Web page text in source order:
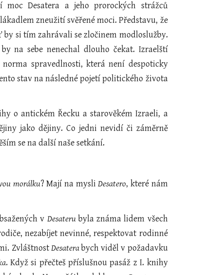
moc Desatera a jeho prorockých strážců
zneužití svěřené moci. Představu, že
by si tím zahrávali se zločinem modloslužby.
na sebe nenechal dlouho čekat. Izraelští
spravedlnosti, která není despoticky
stav na následné pojetí politického života
o antickém Řecku a starověkém Izraeli, a
jako dějiny. Co jedni nevidí či záměrně
se na další naše setkání.
morálku? Mají na mysliDesatero, které nám
v Desaterubyla známa lidem všech
nezabíjet nevinné, respektovat rodinné
ZvláštnostDesaterabych viděl v požadavku
. Když si přečteš příslušnou pasáž z I. knihy